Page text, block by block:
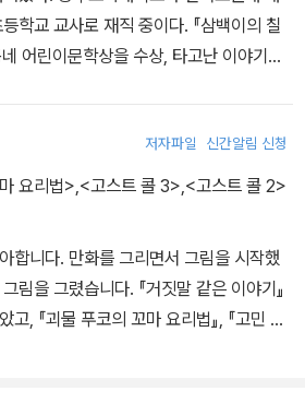
학교 교사로 재직 중이다. 『삼백이의 칠
어린이문학상을 수상, 타고난 이야기꾼
받았다. 이후 「건방이의 건방진 수련기」
전 5권)「건방이의 초강력 수련기」가 출
박아지」 시리즈, 『대박 쉽게 숙제하는
저자파일 신간알림 신청
요리법> <고스트 콜 3> <고스트 콜 2>
합니다. 만화를 그리면서 그림을 시작했
다. 『거짓말 같은 이야기』
, 『괴물 푸코의 꼬마 요리법』, 『고민 해